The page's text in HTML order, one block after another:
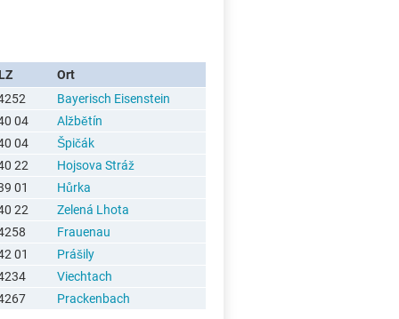
Ort
Bayerisch Eisenstein
04
Alžbětín
04
Špičák
22
Hojsova Stráž
01
Hůrka
22
Zelená Lhota
Frauenau
01
Prášily
Viechtach
Prackenbach